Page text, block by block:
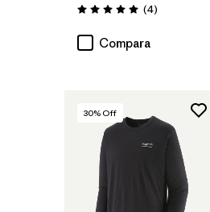
Valoración: 5.0 / 5
(4Comentarios
)
Compara
30% Off